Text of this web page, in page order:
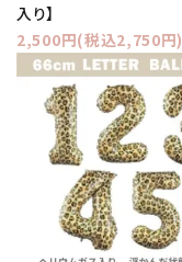
入り】
2,500円(税込2,750円)